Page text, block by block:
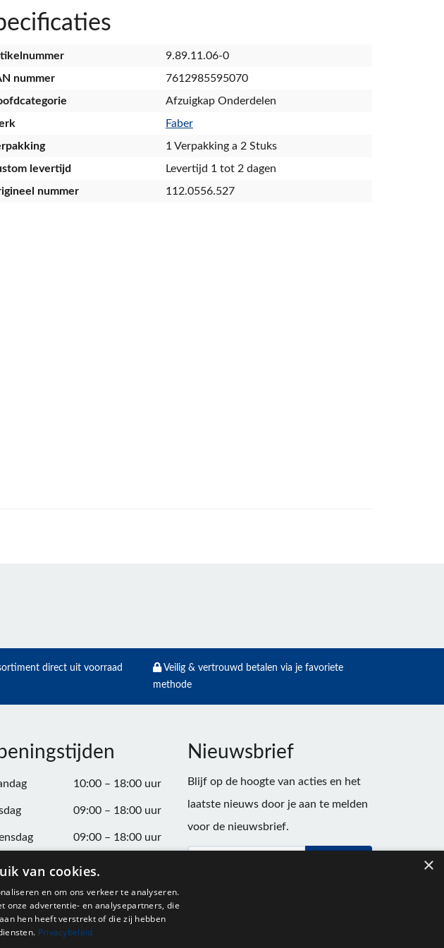
9.89.11.06-0
nummer
7612985595070
Afzuigkap Onderdelen
Faber
1 Verpakking a 2 Stuks
levertijd
Levertijd 1 tot 2 dagen
nummer
112.0556.527
direct uit voorraad
Veilig & vertrouwd betalen via je favoriete
methode
10:00 – 18:00 uur
09:00 – 18:00 uur
09:00 – 18:00 uur
09:00 – 20:00 uur
09:00 – 18:00 uur
09:00 – 17:00 uur
Nieuwsbrief
Blijf op de hoogte van acties en het
laatste nieuws door je aan te melden
voor de nieuwsbrief.
×
van cookies.
en om ons verkeer te analyseren.
onze advertentie- en analysepartners, die
hen heeft verstrekt of die zij hebben
Privacybeleid